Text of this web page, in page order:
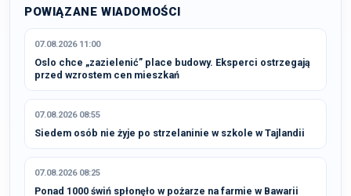
POWIĄZANE WIADOMOŚCI
07.08.2026 11:00
Oslo chce „zazielenić” place budowy. Eksperci ostrzegają
przed wzrostem cen mieszkań
07.08.2026 08:55
Siedem osób nie żyje po strzelaninie w szkole w Tajlandii
07.08.2026 08:25
Ponad 1000 świń spłonęło w pożarze na farmie w Bawarii